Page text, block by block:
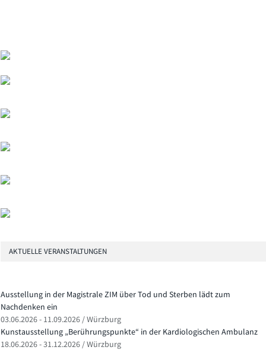
AKTUELLE VERANSTALTUNGEN
Ausstellung in der Magistrale ZIM über Tod und Sterben lädt zum
Nachdenken ein
03.06.2026 - 11.09.2026 / Würzburg
Kunstausstellung „Berührungspunkte“ in der Kardiologischen Ambulanz
18.06.2026 - 31.12.2026 / Würzburg